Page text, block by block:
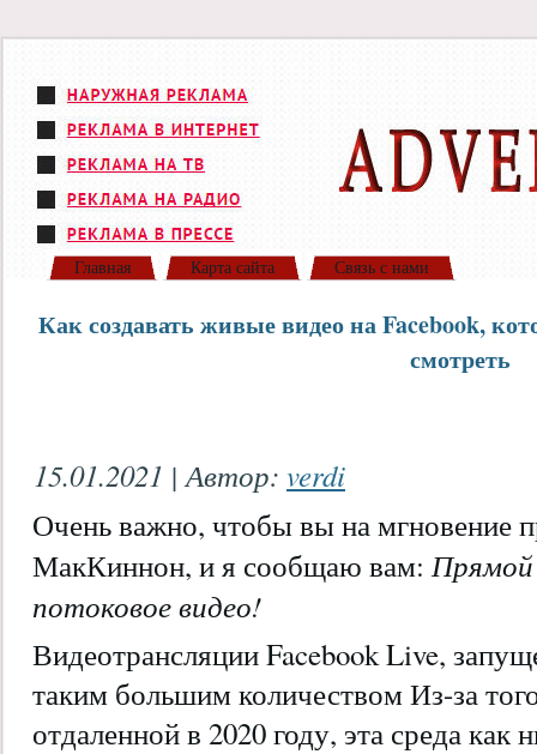
Главная Карта сайта Связь с нами
Как создавать живые видео на Facebook,
смотреть
15.01.2021 | Автор: verdi
Очень важно, чтобы вы на мгновение
МакКиннон, и я сообщаю вам:Прямой
потоковое видео!
Видеотрансляции Facebook Live,
таким большим количеством Из-за
отдаленной в 2020 году, эта среда как